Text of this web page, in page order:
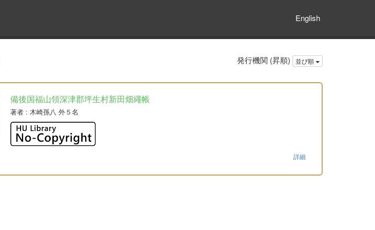
English
発行機関 (昇順) 並び順
備後国福山領深津郡坪生村新田畑繩帳
著者: 木崎孫八 外５名
詳細